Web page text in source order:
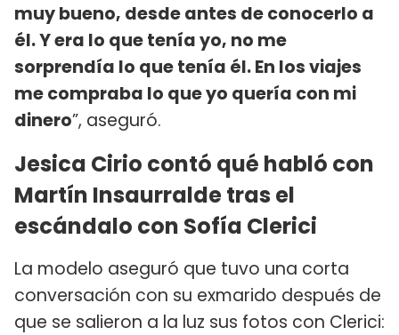
muy bueno, desde antes de conocerlo a
él. Y era lo que tenía yo, no me
sorprendía lo que tenía él. En los viajes
me compraba lo que yo quería con mi
dinero”, aseguró.
Jesica Cirio contó qué habló con
Martín Insaurralde tras el
escándalo con Sofía Clerici
La modelo aseguró que tuvo una corta
conversación con su exmarido después de
que se salieron a la luz sus fotos con Clerici: